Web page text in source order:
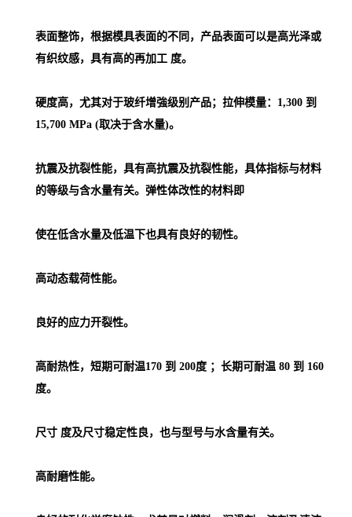
表面整饰，根据模具表面的不同，产品表面可以是高光泽或
有织纹感，具有高的再加工 度。
硬度高，尤其对于玻纤增強级别产品；拉伸模量：1,300 到
15,700 MPa (取决于含水量)。
抗震及抗裂性能，具有高抗震及抗裂性能，具体指标与材料
的等级与含水量有关。弹性体改性的材料即
使在低含水量及低温下也具有良好的韧性。
高动态载荷性能。
良好的应力开裂性。
高耐热性，短期可耐温170 到 200度 ；长期可耐温 80 到 160
度。
尺寸 度及尺寸稳定性良，也与型号与水含量有关。
高耐磨性能。